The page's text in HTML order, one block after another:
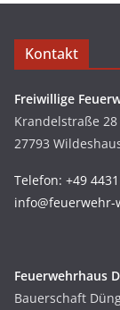
Kontakt
Freiwillige
Krandelstraße 28
27793
Telefon: +49
Feuerwehrhaus
Bauerschaft